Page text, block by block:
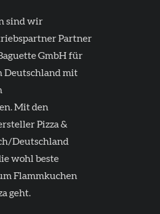
sind wir
Partner
GmbH für
Deutschland mit
Mit den
Pizza &
Deutschland
wohl beste
Flammkuchen
geht.